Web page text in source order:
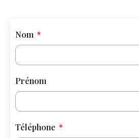
Nom
Prénom
Téléphone